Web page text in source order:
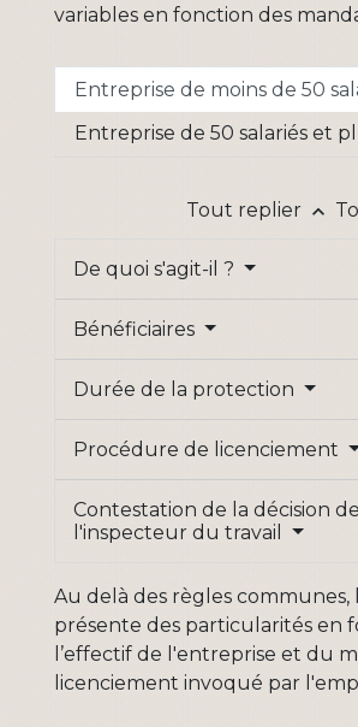
variables en fonction des
Entreprise de moins de 50
Entreprise de 50 salariés et
Tout replier keyboard_arrow_up
De quoi s'agit-il ?
Bénéficiaires
Durée de la protection
Procédure de licenciement
Contestation de la décision de
l'inspecteur du travail
Au delà des règles
présente des particularités en
l’effectif de l'entreprise et du
licenciement invoqué par